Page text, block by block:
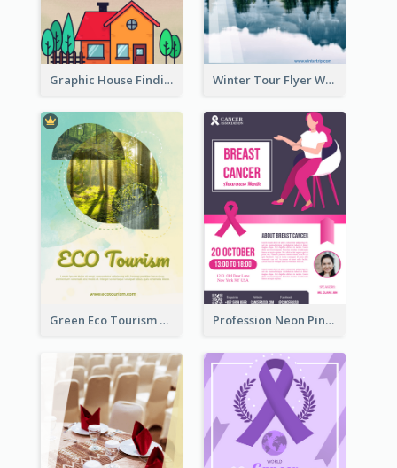
Graphic House Finding Flyer In Warm Colour Tone Winter Tour Flyer With Photo Of Snow Mountain
Green Eco Tourism Flyer With Photos Of Forest Profession Neon Pink Flyer Ribbon Design Template